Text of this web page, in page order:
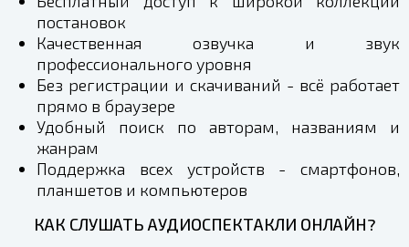
постановок
Качественная озвучка и звук
профессионального уровня
Без регистрации и скачиваний - всё работает
прямо в браузере
Удобный поиск по авторам, названиям и
жанрам
Поддержка всех устройств - смартфонов,
планшетов и компьютеров
КАК СЛУШАТЬ АУДИОСПЕКТАКЛИ ОНЛАЙН?